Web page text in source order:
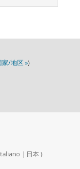
家/地区 »)
| 日本 )